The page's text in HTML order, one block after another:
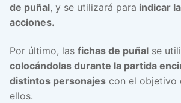
de puñal, y se utilizará para indicar
acciones.
Por último, las fichas de puñal se
colocándolas durante la partida
distintos personajes con el objetivo
ellos.